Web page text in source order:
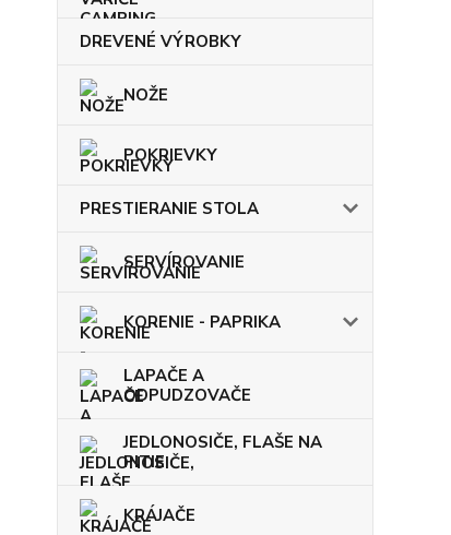
DREVENÉ VÝROBKY
NOŽE
POKRIEVKY
PRESTIERANIE STOLA
SERVÍROVANIE
KORENIE - PAPRIKA
LAPAČE A
ODPUDZOVAČE
JEDLONOSIČE, FLAŠE NA
PITIE
KRÁJAČE